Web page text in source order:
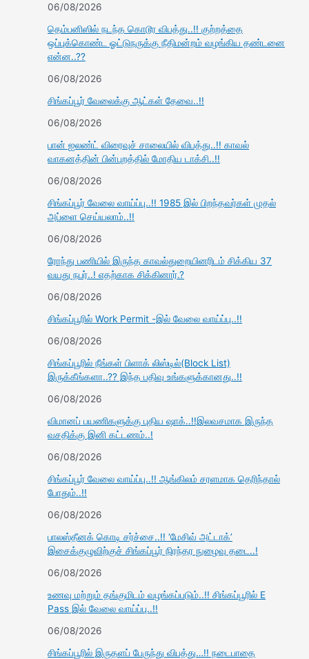
06/08/2026
தெம்பனிஸில் நடந்த கொடூர விபத்து..!! குற்றத்தை
ஒப்புக்கொண்ட ஓட்டுநருக்கு நீதிமன்றம் வழங்கிய தண்டனை
என்ன..??
06/08/2026
சிங்கப்பூர் வேலைக்கு ஆட்கள் தேவை..!!
06/08/2026
பான் ஐலண்ட் விரைவுச் சாலையில் விபத்து..!! காவல்
வாகனத்தின் பின்புறத்தில் மோதிய டாக்சி..!!
06/08/2026
சிங்கப்பூர் வேலை வாய்ப்பு..!! 1985 இல் பிறந்தவர்கள் முதல்
அப்ளை செய்யலாம்..!!
06/08/2026
ரோந்து பணியில் இருந்த காவல்துறையினரிடம் சிக்கிய 37
வயது நபர்..! எதற்காக சிக்கினார்.?
06/08/2026
சிங்கப்பூரில் Work Permit -இல் வேலை வாய்ப்பு..!!
06/08/2026
சிங்கப்பூரில் நீங்கள் பிளாக் லிஸ்டில்(Block List)
இருக்கீங்களா..?? இந்த பதிவு உங்களுக்கானது..!!
06/08/2026
விமானப் பயணிகளுக்கு புதிய ஷாக்..!!இலவசமாக இருந்த
வசதிக்கு இனி கட்டணம்..!
06/08/2026
சிங்கப்பூர் வேலை வாய்ப்பு..!! ஆங்கிலம் சரளமாக தெரிந்தால்
போதும்..!!
06/08/2026
பாலஸ்தீனக் கொடி சர்ச்சை..!! ‘மேசிவ் அட்டாக்’
இசைக்குழுவிற்குச் சிங்கப்பூர் நிரந்தர நுழைவு தடை..!
06/08/2026
உணவு மற்றும் தங்குமிடம் வழங்கப்படும்..!! சிங்கப்பூரில் E
Pass இல் வேலை வாய்ப்பு..!!
06/08/2026
சிங்கப்பூரில் இருதளப் பேருந்து விபத்து…!! நடைபாதை